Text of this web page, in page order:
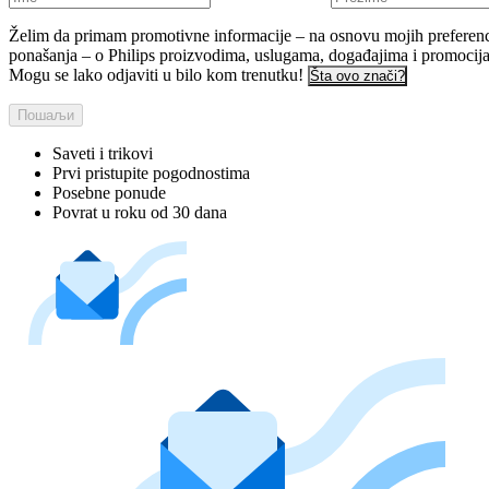
Želim da primam promotivne informacije – na osnovu mojih
ponašanja – o Philips proizvodima, uslugama, događajima i
Mogu se lako odjaviti u bilo kom trenutku! Šta ovo znači?
Пошаљи
Saveti i trikovi
Prvi pristupite pogodnostima
Posebne ponude
Povrat u roku od 30 dana